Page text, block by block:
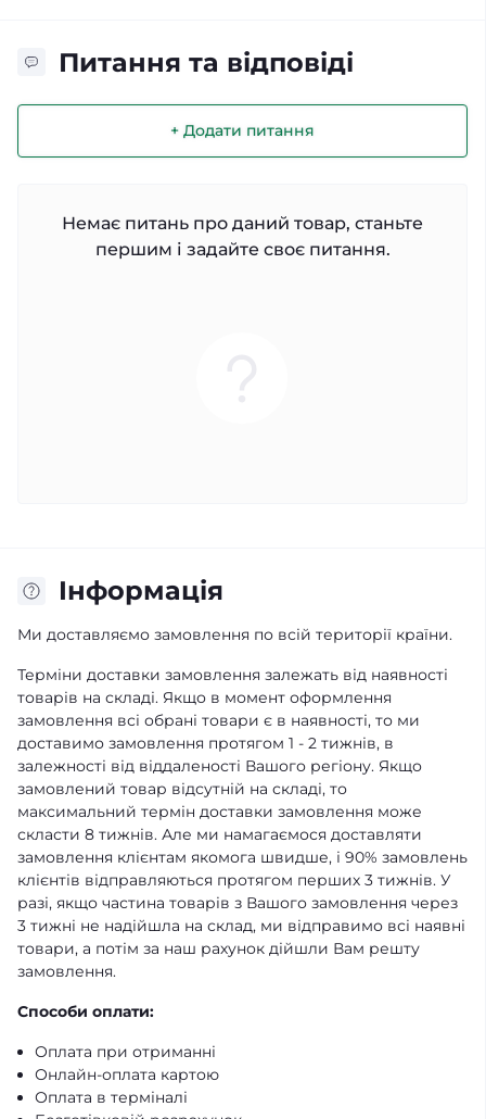
Питання та відповіді
+ Додати питання
Немає питань про даний товар, станьте
першим і задайте своє питання.
Iнформація
Ми доставляємо замовлення по всій території країни.
Терміни доставки замовлення залежать від наявності
товарів на складі. Якщо в момент оформлення
замовлення всі обрані товари є в наявності, то ми
доставимо замовлення протягом 1 - 2 тижнів, в
залежності від віддаленості Вашого регіону. Якщо
замовлений товар відсутній на складі, то
максимальний термін доставки замовлення може
скласти 8 тижнів. Але ми намагаємося доставляти
замовлення клієнтам якомога швидше, і 90% замовлень
клієнтів відправляються протягом перших 3 тижнів. У
разі, якщо частина товарів з Вашого замовлення через
3 тижні не надійшла на склад, ми відправимо всі наявні
товари, а потім за наш рахунок дійшли Вам решту
замовлення.
Способи оплати:
Оплата при отриманні
Онлайн-оплата картою
Оплата в терміналі